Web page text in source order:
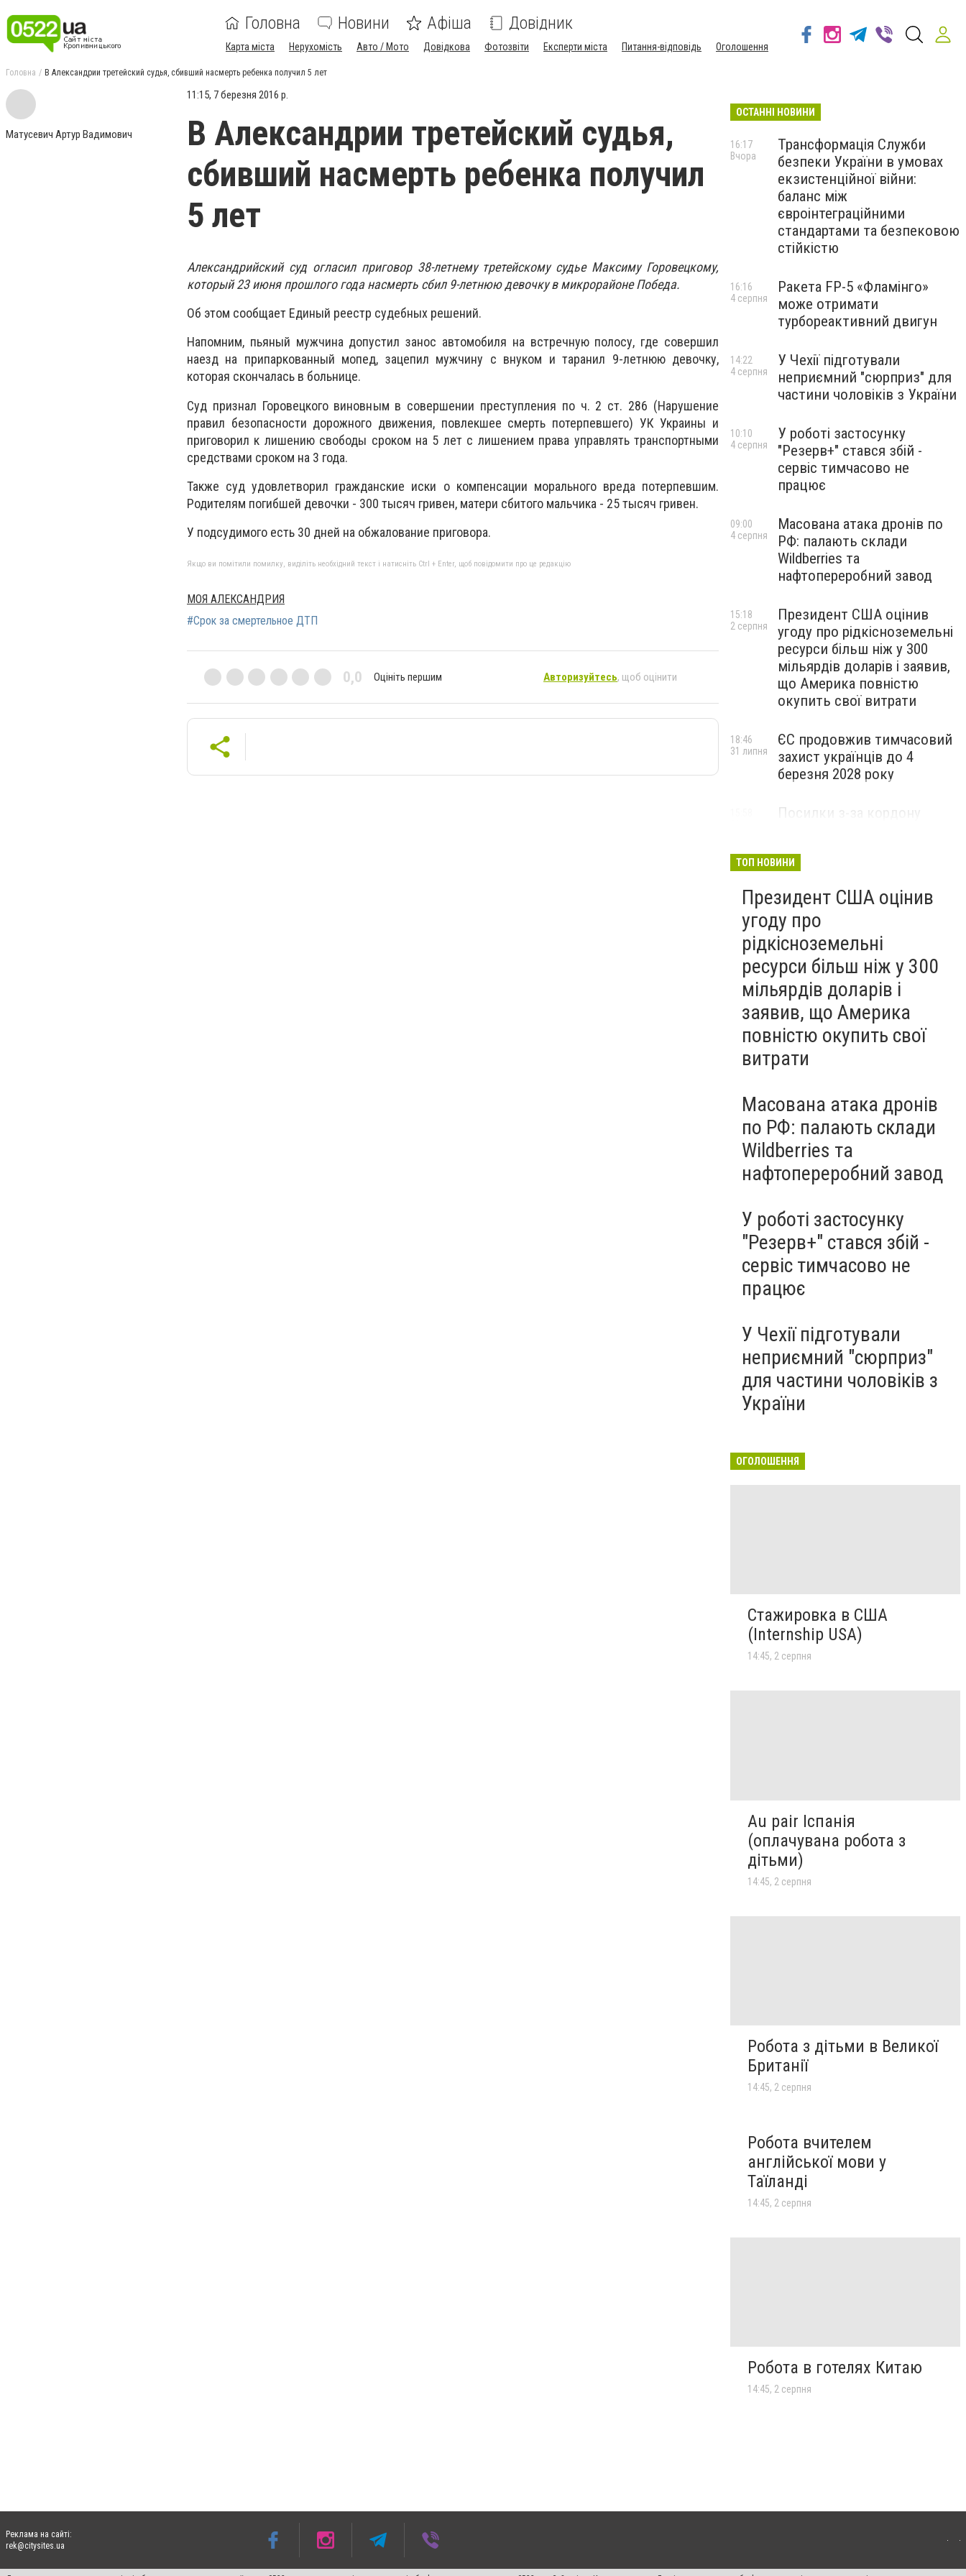
Головна Новини Афіша Довідник
Карта міста Нерухомість Авто / Мото Довідкова Фотозвіти Експерти міста Питання-відповідь Оголошення
Головна В Александрии третейский судья, сбивший насмерть ребенка получил 5 лет
Матусевич Артур Вадимович
11:15, 7 березня 2016 р.
В Александрии третейский судья,
сбивший насмерть ребенка получил
5 лет
Александрийский суд огласил приговор 38-летнему третейскому судье Максиму Горовецкому,
который 23 июня прошлого года насмерть сбил 9-летнюю девочку в микрорайоне Победа.
Об этом сообщает Единый реестр судебных решений.
Напомним, пьяный мужчина допустил занос автомобиля на встречную полосу, где совершил
наезд на припаркованный мопед, зацепил мужчину с внуком и таранил 9-летнюю девочку,
которая скончалась в больнице.
Суд признал Горовецкого виновным в совершении преступления по ч. 2 ст. 286 (Нарушение
правил безопасности дорожного движения, повлекшее смерть потерпевшего) УК Украины и
приговорил к лишению свободы сроком на 5 лет с лишением права управлять транспортными
средствами сроком на 3 года.
Также суд удовлетворил гражданские иски о компенсации морального вреда потерпевшим.
Родителям погибшей девочки - 300 тысяч гривен, матери сбитого мальчика - 25 тысяч гривен.
У подсудимого есть 30 дней на обжалование приговора.
Якщо ви помітили помилку, виділіть необхідний текст і натисніть Ctrl + Enter, щоб повідомити про це редакцію
МОЯ АЛЕКСАНДРИЯ
#Срок за смертельное ДТП
0,0 Оцініть першим Авторизуйтесь, щоб оцінити
ОСТАННІ НОВИНИ
Трансформація Служби
безпеки України в умовах
екзистенційної війни:
баланс між
євроінтеграційними
стандартами та безпековою
стійкістю
16:17
Вчора
Ракета FP-5 «Фламінго»
може отримати
турбореактивний двигун
16:16
4 серпня
У Чехії підготували
неприємний "сюрприз" для
частини чоловіків з України
14:22
4 серпня
У роботі застосунку
"Резерв+" стався збій -
сервіс тимчасово не
працює
10:10
4 серпня
Масована атака дронів по
РФ: палають склади
Wildberries та
нафтопереробний завод
09:00
4 серпня
Президент США оцінив
угоду про рідкісноземельні
ресурси більш ніж у 300
мільярдів доларів і заявив,
що Америка повністю
окупить свої витрати
15:18
2 серпня
ЄС продовжив тимчасовий
захист українців до 4
березня 2028 року
18:46
31 липня
Посилки з-за кордону
новий податок
ТОП НОВИНИ
Президент США оцінив
угоду про
рідкісноземельні
ресурси більш ніж у 300
мільярдів доларів і
заявив, що Америка
повністю окупить свої
витрати
Масована атака дронів
по РФ: палають склади
Wildberries та
нафтопереробний завод
У роботі застосунку
"Резерв+" стався збій -
сервіс тимчасово не
працює
У Чехії підготували
неприємний "сюрприз"
для частини чоловіків з
України
ОГОЛОШЕННЯ
Стажировка в США
(Internship USA)
14:45, 2 серпня
Au pair Іспанія
(оплачувана робота з
дітьми)
14:45, 2 серпня
Робота з дітьми в Великої
Британії
14:45, 2 серпня
Робота вчителем
англійської мови у
Таїланді
14:45, 2 серпня
Робота в готелях Китаю
14:45, 2 серпня
Реклама на сайті:
rek@citysites.ua